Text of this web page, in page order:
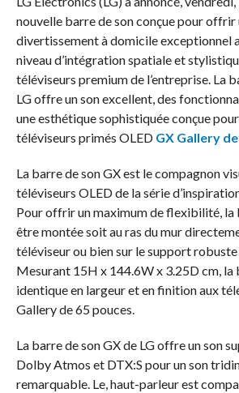
nouvelle barre de son conçue pour offrir
divertissement à domicile exceptionnel
niveau d’intégration spatiale et
téléviseurs premium de l’entreprise. La
LG offre un son excellent, des
une esthétique sophistiquée conçue
téléviseurs primés OLED GX Gallery de
La barre de son GX est le compagnon
téléviseurs OLED de la série
Pour offrir un maximum de flexibilité, la
être montée soit au ras du mur
téléviseur ou bien sur le support robuste
Mesurant 15H x 144.6W x 3.25D cm, la
identique en largeur et en finition aux
Gallery de 65 pouces.
La barre de son GX de LG offre un son
Dolby Atmos et DTX:S pour un son
remarquable. Le, haut-parleur est